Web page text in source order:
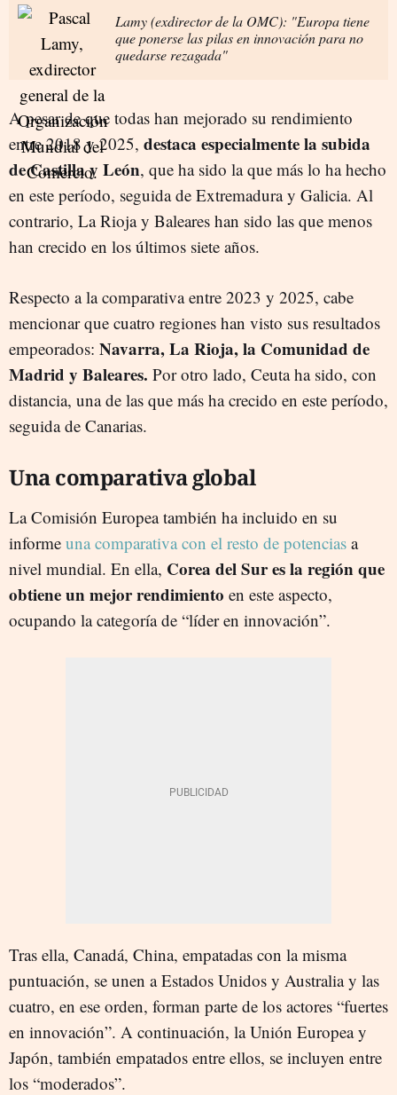
Lamy (exdirector de la OMC): "Europa tiene
que ponerse las pilas en innovación para no
quedarse rezagada"
A pesar de que todas han mejorado su rendimiento
entre 2018 y 2025, destaca especialmente la subida
de Castilla y León, que ha sido la que más lo ha hecho
en este período, seguida de Extremadura y Galicia. Al
contrario, La Rioja y Baleares han sido las que menos
han crecido en los últimos siete años.
Respecto a la comparativa entre 2023 y 2025, cabe
mencionar que cuatro regiones han visto sus resultados
empeorados: Navarra, La Rioja, la Comunidad de
Madrid y Baleares. Por otro lado, Ceuta ha sido, con
distancia, una de las que más ha crecido en este período,
seguida de Canarias.
Una comparativa global
La Comisión Europea también ha incluido en su
informe una comparativa con el resto de potencias a
nivel mundial. En ella, Corea del Sur es la región que
obtiene un mejor rendimiento en este aspecto,
ocupando la categoría de “líder en innovación”.
Tras ella, Canadá, China, empatadas con la misma
puntuación, se unen a Estados Unidos y Australia y las
cuatro, en ese orden, forman parte de los actores “fuertes
en innovación”. A continuación, la Unión Europea y
Japón, también empatados entre ellos, se incluyen entre
los “moderados”.